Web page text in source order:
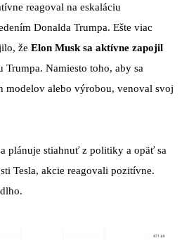
reagoval na eskaláciu
Donalda Trumpa. Ešte viac
že Elon Musk sa aktívne zapojil
Trumpa. Namiesto toho, aby sa
modelov alebo výrobou, venoval svoj
plánuje stiahnuť z politiky a opäť sa
Tesla, akcie reagovali pozitívne.